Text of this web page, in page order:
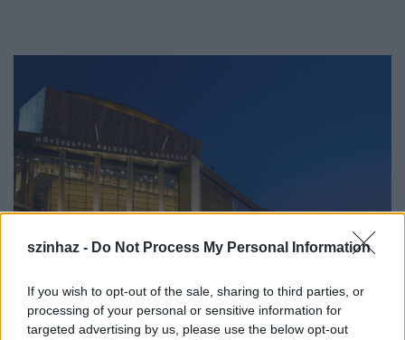
szinhaz - Do Not Process My Personal Information
If you wish to opt-out of the sale, sharing to third parties, or
processing of your personal or sensitive information for
targeted advertising by us, please use the below opt-out